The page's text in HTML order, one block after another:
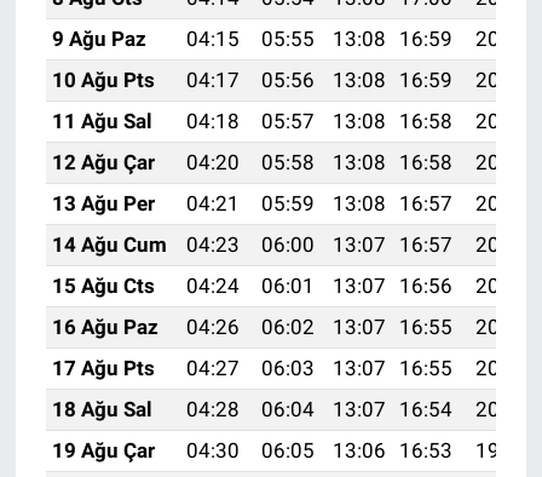
9 Ağu Paz
04:15 05:55 13:08 16:59
20:12
10 Ağu Pts
04:17 05:56 13:08 16:59
20:10
11 Ağu Sal
04:18 05:57 13:08 16:58
20:09
12 Ağu Çar
04:20 05:58 13:08 16:58
20:08
13 Ağu Per
04:21 05:59 13:08 16:57
20:06
14 Ağu Cum
04:23 06:00 13:07 16:57
20:05
15 Ağu Cts
04:24 06:01 13:07 16:56
20:04
16 Ağu Paz
04:26 06:02 13:07 16:55
20:02
17 Ağu Pts
04:27 06:03 13:07 16:55
20:01
18 Ağu Sal
04:28 06:04 13:07 16:54
20:00
19 Ağu Çar
04:30 06:05 13:06 16:53
19:58